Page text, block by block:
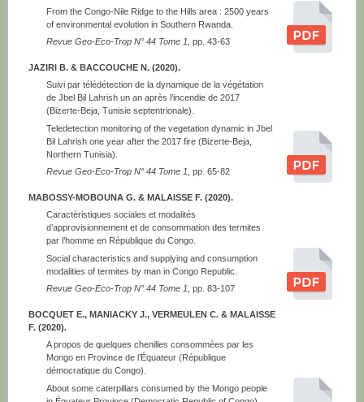
From the Congo-Nile Ridge to the Hills area : 2500 years
of environmental evolution in Southern Rwanda.
Revue Geo-Eco-Trop N° 44 Tome 1 , pp. 43-63
JAZIRI B. & BACCOUCHE N. (2020).
Suivi par télédétection de la dynamique de la végétation
de Jbel Bil Lahrish un an après l’incendie de 2017
(Bizerte-Beja, Tunisie septentrionale).
Teledetection monitoring of the vegetation dynamic in Jbel
Bil Lahrish one year after the 2017 fire (Bizerte-Beja,
Northern Tunisia).
Revue Geo-Eco-Trop N° 44 Tome 1 , pp. 65-82
MABOSSY-MOBOUNA G. & MALAISSE F. (2020).
Caractéristiques sociales et modalités
d’approvisionnement et de consommation des termites
par l’homme en République du Congo.
Social characteristics and supplying and consumption
modalities of termites by man in Congo Republic.
Revue Geo-Eco-Trop N° 44 Tome 1 , pp. 83-107
BOCQUET E., MANIACKY J., VERMEULEN C. & MALAISSE
F. (2020).
A propos de quelques chenilles consommées par les
Mongo en Province de l’Équateur (République
démocratique du Congo).
About some caterpillars consumed by the Mongo people